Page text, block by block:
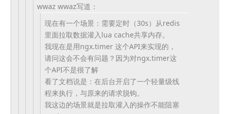
wwaz wwaz写道：
现在有一个场景：需要定时（30s） 从redis
里面拉取数据灌入lua cache共享内存。
我现在是用ngx.timer 这个API来实现的，
请问这会不会有问题？因为对ngx.timer这
个API不是很了解
看了文档说是：在后台开启了一个轻量级线
程来执行， 与原来的请求脱钩。
我这边的场景就是拉取灌入的操作不能阻塞